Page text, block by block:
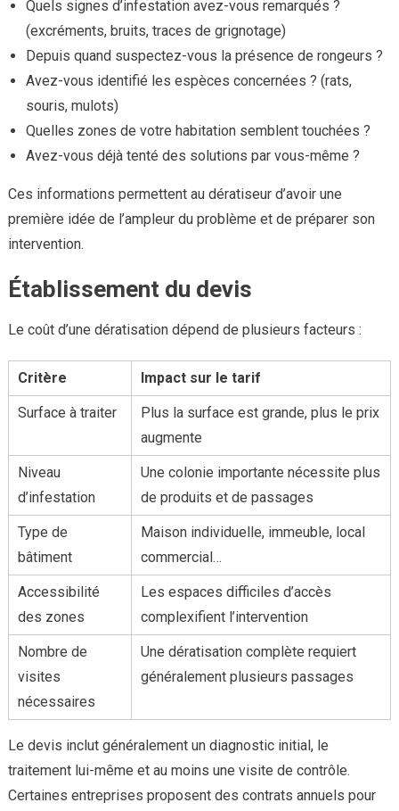
Quels signes d’infestation avez-vous remarqués ?
(excréments, bruits, traces de grignotage)
Depuis quand suspectez-vous la présence de rongeurs ?
Avez-vous identifié les espèces concernées ? (rats,
souris, mulots)
Quelles zones de votre habitation semblent touchées ?
Avez-vous déjà tenté des solutions par vous-même ?
Ces informations permettent au dératiseur d’avoir une
première idée de l’ampleur du problème et de préparer son
intervention.
Établissement du devis
Le coût d’une dératisation dépend de plusieurs facteurs :
Critère Impact sur le tarif
Surface à traiter
Plus la surface est grande, plus le prix
augmente
Niveau
d’infestation
Une colonie importante nécessite plus
de produits et de passages
Type de
bâtiment
Maison individuelle, immeuble, local
commercial…
Accessibilité
des zones
Les espaces difficiles d’accès
complexifient l’intervention
Nombre de
visites
nécessaires
Une dératisation complète requiert
généralement plusieurs passages
Le devis inclut généralement un diagnostic initial, le
traitement lui-même et au moins une visite de contrôle.
Certaines entreprises proposent des contrats annuels pour